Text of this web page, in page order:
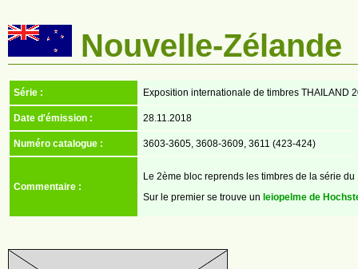
Nouvelle-Zélande
Série : Exposition internationale de timbres THAILAND
Date d'émission : 28.11.2018
Numéro catalogue : 3603-3605, 3608-3609, 3611 (423-424)
Commentaire :
Le 2ème bloc reprends les timbres de la série
Sur le premier se trouve un leiopelme de